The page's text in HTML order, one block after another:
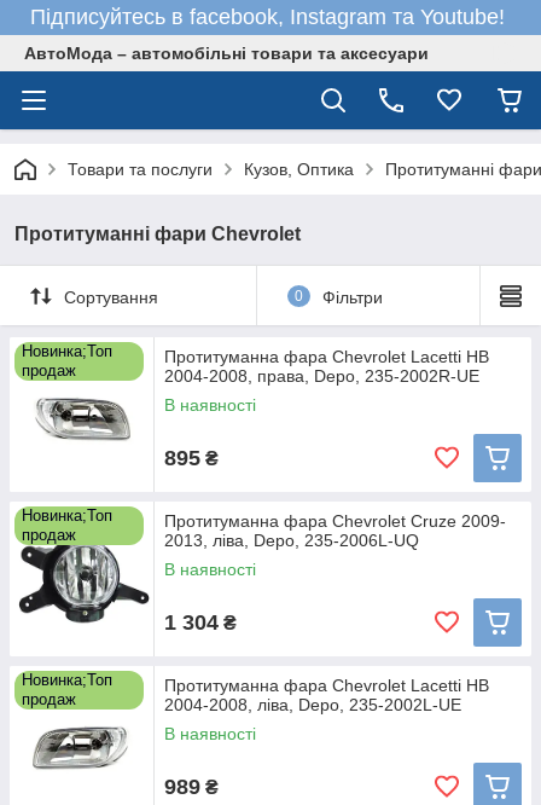
Підписуйтесь в facebook, Instagram та Youtube!
АвтоМода – автомобільні товари та аксесуари
Товари та послуги Кузов, Оптика Протитуманні фари
Протитуманні фари Chevrolet
Сортування 0 Фільтри
Новинка;Топ
продаж
Протитуманна фара Chevrolet Lacetti HB
2004-2008, права, Depo, 235-2002R-UE
В наявності
895 ₴
Новинка;Топ
продаж
Протитуманна фара Chevrolet Cruze 2009-
2013, ліва, Depo, 235-2006L-UQ
В наявності
1 304 ₴
Новинка;Топ
продаж
Протитуманна фара Chevrolet Lacetti HB
2004-2008, ліва, Depo, 235-2002L-UE
В наявності
989 ₴